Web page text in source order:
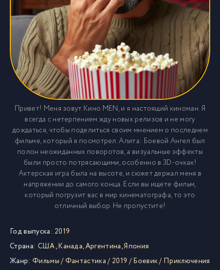
Привет! Меня зовут Кино MEN, и я настоящий киноман. Я
всегда с нетерпением жду новых релизов и не могу
дождаться, чтобы поделиться своим мнением о последнем
фильме, который я посмотрел. Алита: Боевой Ангел был
полон неожиданных поворотов, а визуальные эффекты
были просто потрясающими, особенно в 3D-очках!
Актерская игра была на высоте, и сюжет держал меня в
напряжении до самого конца. Если вы ищете фильм,
который погрузит вас в мир кинематографа, то это
отличный выбор. Не пропустите!
Год выпуска: 2019
Страна: США,Канада,Аргентина,Япония
Жанр: Фильмы/Фантастика/ 2019 /Боевик/ Приключения